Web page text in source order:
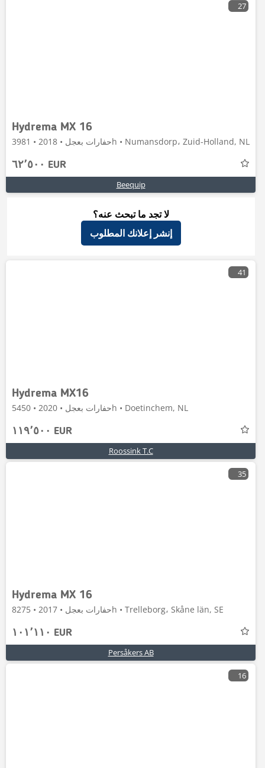
27
Hydrema MX 16
حفارات بعجل • 2018 • 3981h • Numansdorp، Zuid-Holland, NL
٦٢٬٥٠٠ EUR
Beequip
لا تجد ما تبحث عنه؟
إنشر إعلانك المطلوب
41
Hydrema MX16
حفارات بعجل • 2020 • 5450h • Doetinchem, NL
١١٩٬٥٠٠ EUR
Roossink T.C
35
Hydrema MX 16
حفارات بعجل • 2017 • 8275h • Trelleborg، Skåne län, SE
١٠١٬١١٠ EUR
Persåkers AB
16